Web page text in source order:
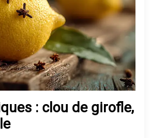
: clou de girofle,